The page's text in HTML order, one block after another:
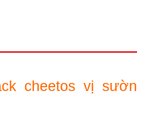
cheetos vị sườn